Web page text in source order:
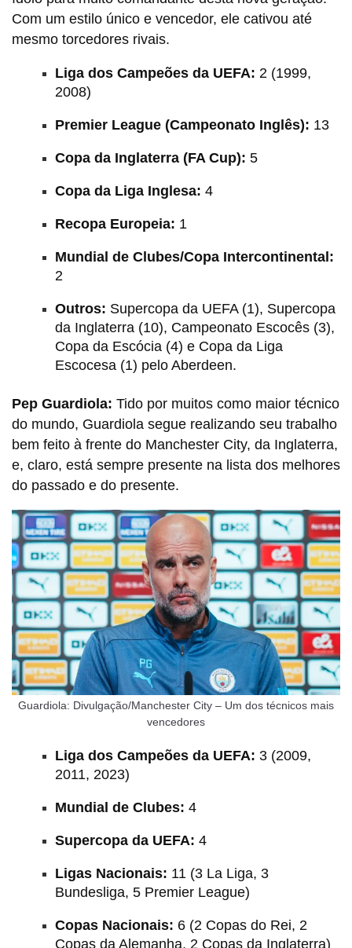
Com um estilo único e vencedor, ele cativou até
mesmo torcedores rivais.
Liga dos Campeões da UEFA: 2 (1999,
2008)
Premier League (Campeonato Inglês): 13
Copa da Inglaterra (FA Cup): 5
Copa da Liga Inglesa: 4
Recopa Europeia: 1
Mundial de Clubes/Copa Intercontinental:
2
Outros: Supercopa da UEFA (1), Supercopa
da Inglaterra (10), Campeonato Escocês (3),
Copa da Escócia (4) e Copa da Liga
Escocesa (1) pelo Aberdeen.
Pep Guardiola: Tido por muitos como maior técnico
do mundo, Guardiola segue realizando seu trabalho
bem feito à frente do Manchester City, da Inglaterra,
e, claro, está sempre presente na lista dos melhores
do passado e do presente.
Guardiola: Divulgação/Manchester City – Um dos técnicos mais
vencedores
Liga dos Campeões da UEFA: 3 (2009,
2011, 2023)
Mundial de Clubes: 4
Supercopa da UEFA: 4
Ligas Nacionais: 11 (3 La Liga, 3
Bundesliga, 5 Premier League)
Copas Nacionais: 6 (2 Copas do Rei, 2
Copas da Alemanha, 2 Copas da Inglaterra)